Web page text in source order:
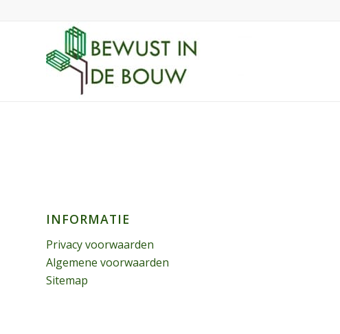
INFORMATIE
Privacy voorwaarden
Algemene voorwaarden
Sitemap